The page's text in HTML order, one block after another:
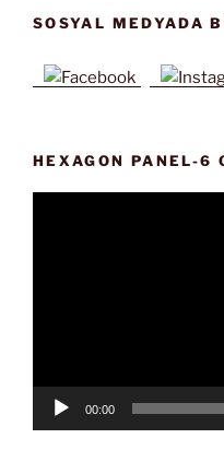
SOSYAL MEDYADA
HEXAGON PANEL-6
00:00